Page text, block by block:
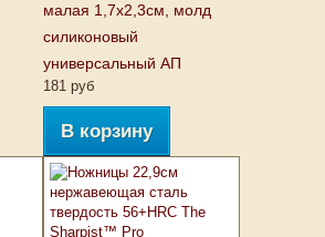
малая 1,7х2,3см, молд
силиконовый
универсальный АП
181 руб
В корзину